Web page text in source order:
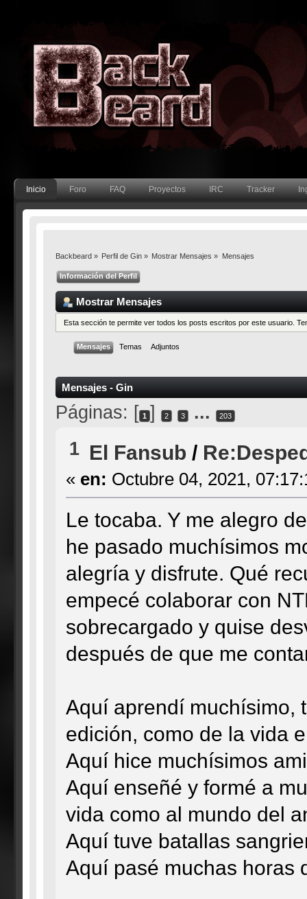
Inicio Foro FAQ Proyectos IRC Tracker
Backbeard» Perfil de Gin» Mostrar Mensajes » Mensajes
Información del Perfil
Mostrar Mensajes
Esta sección te permite ver todos los posts escritos por este usuario.
Mensajes Temas Adjuntos
Mensajes - Gin
Páginas: [ 1 ] 2 3 ... 203
1 El Fansub /
« en: Octubre 04, 2021,
Le tocaba. Y me alegro
he pasado muchísimos
alegría y disfrute. Qué
empecé colaborar con
sobrecargado y quise
después de que me
Aquí aprendí muchísimo,
edición, como de la vida
Aquí hice muchísimos
Aquí enseñé y formé a
vida como al mundo del
Aquí tuve batallas
Aquí pasé muchas horas